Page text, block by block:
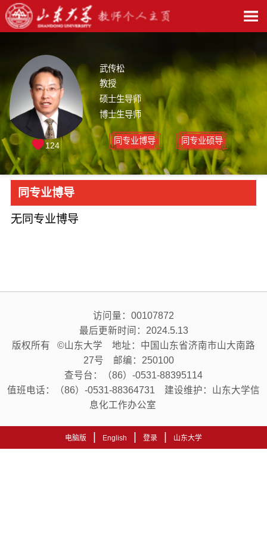
武传松
教授
硕士生导师
博士生导师
同专业博导 同专业硕导
124
同专业博导
无同专业博导
访问量： 00107872
最后更新时间： 2024.5.13
版权所有 ©山东大学 地址：中国山东省济南市山大南路
27号 邮编：250100
查号台：（86）-0531-88395114
值班电话：（86）-0531-88364731 建设维护：山东大学信
息化工作办公室
电脑版 English 登录 山东大学